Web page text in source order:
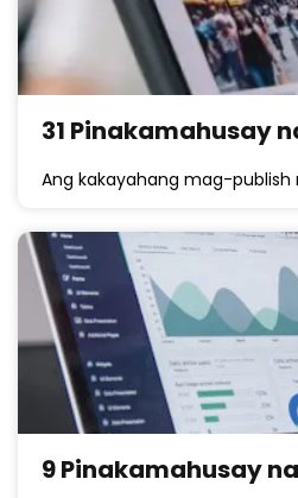
31 Pinakamahusay
Ang kakayahang mag-
9 Pinakamahusay